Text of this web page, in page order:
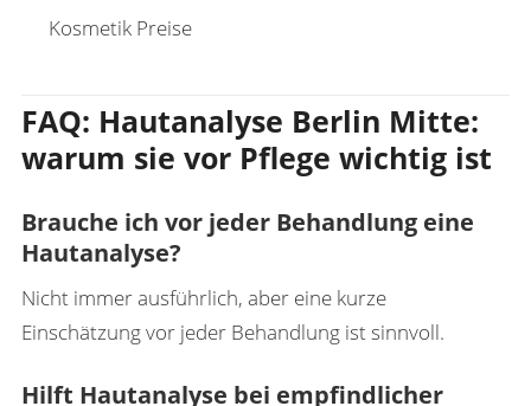
Kosmetik Preise
FAQ: Hautanalyse Berlin Mitte:
warum sie vor Pflege wichtig ist
Brauche ich vor jeder Behandlung eine
Hautanalyse?
Nicht immer ausführlich, aber eine kurze
Einschätzung vor jeder Behandlung ist sinnvoll.
Hilft Hautanalyse bei empfindlicher